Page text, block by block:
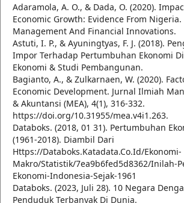
Adaramola, A. O., & Dada, O. (2020).
Economic Growth: Evidence From
Management And Financial Innovations.
Astuti, I. P., & Ayuningtyas, F. J. (2018).
Impor Terhadap Pertumbuhan Ekonomi
Ekonomi & Studi Pembangunan.
Bagianto, A., & Zulkarnaen, W. (2020).
Economic Development. Jurnal Ilmiah
& Akuntansi (MEA), 4(1), 316-332.
https://doi.org/10.31955/mea.v4i1.263.
Databoks. (2018, 01 31). Pertumbuhan
(1961-2018). Diambil Dari
Https://Databoks.Katadata.Co.Id/Ekonomi-
Makro/Statistik/7ea9b6fed5d8362/Inilah-
Ekonomi-Indonesia-Sejak-1961
Databoks. (2023, Juli 28). 10 Negara
Penduduk Terbanyak Di Dunia.